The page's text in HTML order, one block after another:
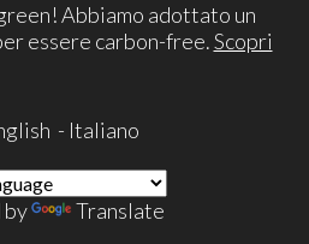
Abbiamo adottato un
essere carbon-free.Scopri
- Italiano
by Translate